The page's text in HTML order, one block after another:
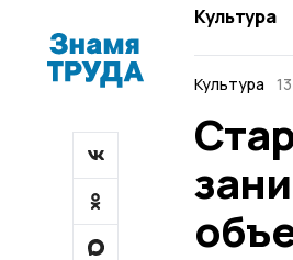
Культура
Культура